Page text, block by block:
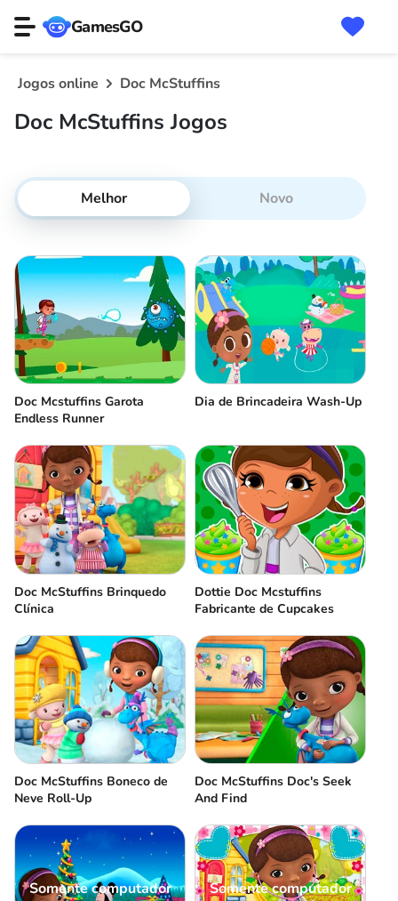
GamesGO
Jogos online Doc McStuffins
Doc McStuffins Jogos
Melhor Novo
Doc Mcstuffins Garota
Endless Runner
Dia de Brincadeira Wash-Up
Doc McStuffins Brinquedo
Clínica
Dottie Doc Mcstuffins
Fabricante de Cupcakes
Doc McStuffins Boneco de
Neve Roll-Up
Doc McStuffins Doc's Seek
And Find
Somente computador Somente computador